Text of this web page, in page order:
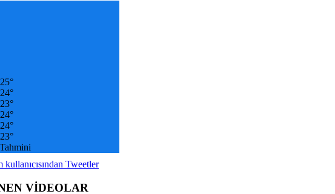
25°
24°
23°
24°
24°
23°
Tweetler
VİDEOLAR